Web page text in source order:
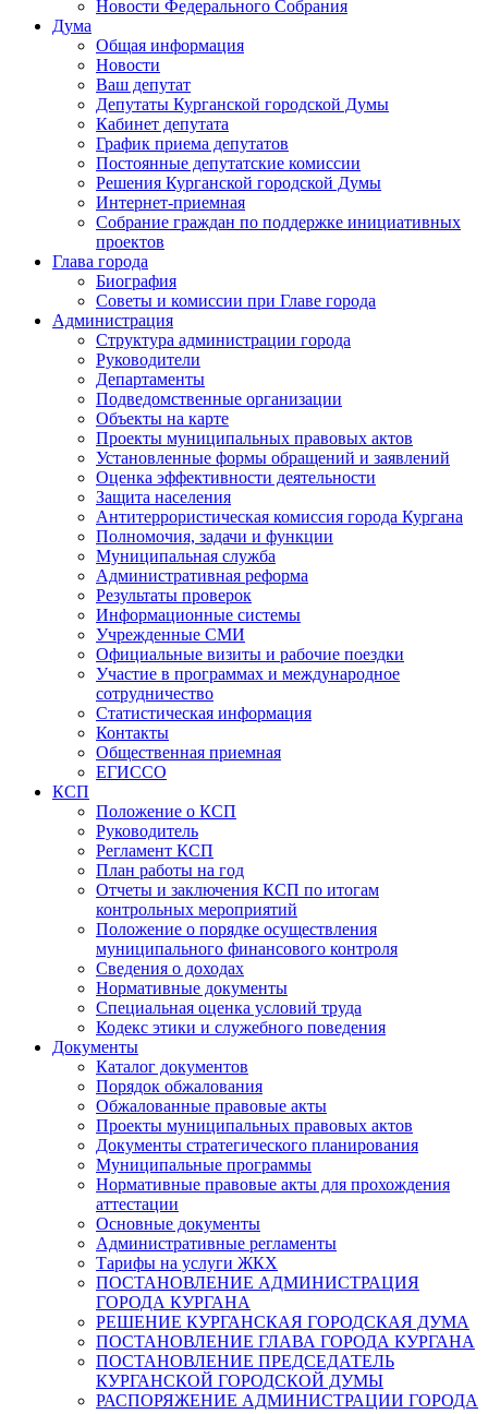
Новости Федерального Cобрания
Дума
Общая информация
Новости
Ваш депутат
Депутаты Курганской городской Думы
Кабинет депутата
График приема депутатов
Постоянные депутатские комиссии
Решения Курганской городской Думы
Интернет-приемная
Собрание граждан по поддержке инициативных
проектов
Глава города
Биография
Советы и комиссии при Главе города
Администрация
Структура администрации города
Руководители
Департаменты
Подведомственные организации
Объекты на карте
Проекты муниципальных правовых актов
Установленные формы обращений и заявлений
Оценка эффективности деятельности
Защита населения
Антитеррористическая комиссия города Кургана
Полномочия, задачи и функции
Муниципальная служба
Административная реформа
Результаты проверок
Информационные системы
Учрежденные СМИ
Официальные визиты и рабочие поездки
Участие в программах и международное
сотрудничество
Статистическая информация
Контакты
Общественная приемная
ЕГИССО
КСП
Положение о КСП
Руководитель
Регламент КСП
План работы на год
Отчеты и заключения КСП по итогам
контрольных мероприятий
Положение о порядке осуществления
муниципального финансового контроля
Сведения о доходах
Нормативные документы
Специальная оценка условий труда
Кодекс этики и служебного поведения
Документы
Каталог документов
Порядок обжалования
Обжалованные правовые акты
Проекты муниципальных правовых актов
Документы стратегического планирования
Муниципальные программы
Нормативные правовые акты для прохождения
аттестации
Основные документы
Административные регламенты
Тарифы на услуги ЖКХ
ПОСТАНОВЛЕНИЕ АДМИНИСТРАЦИЯ
ГОРОДА КУРГАНА
РЕШЕНИЕ КУРГАНСКАЯ ГОРОДСКАЯ ДУМА
ПОСТАНОВЛЕНИЕ ГЛАВА ГОРОДА КУРГАНА
ПОСТАНОВЛЕНИЕ ПРЕДСЕДАТЕЛЬ
КУРГАНСКОЙ ГОРОДСКОЙ ДУМЫ
РАСПОРЯЖЕНИЕ АДМИНИСТРАЦИИ ГОРОДА